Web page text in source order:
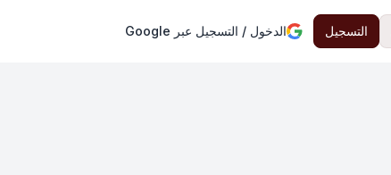
التسجيل الدخول / التسجيل عبر Google